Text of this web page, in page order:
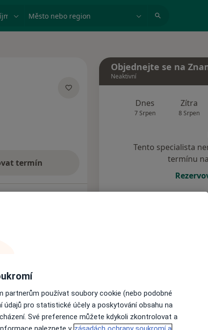
Město nebo region
termín
stabilní
ale
jako pacient se
Objednejte se na
Neaktivní
Dnes
7 Srpen
Zítra
8 Srpen
Tento specialista
termínu
partnerům používat soubory cookie (nebo podobné
údajů pro statistické účely a poskytování obsahu na
Své preference můžete kdykoli zkontrolovat a